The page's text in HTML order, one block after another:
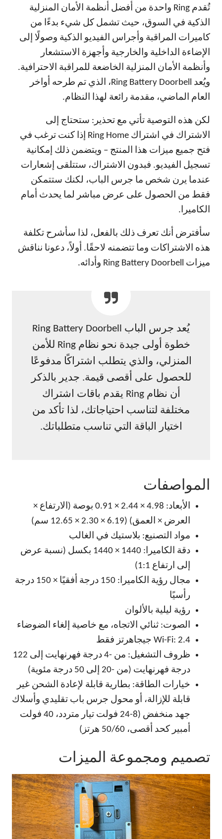
تُقدم Ring واحدة من أفضل أنظمة الأمان المنزلية
الذكية في السوق، حيث تشمل كل شيء بدءًا من
كاميرات المراقبة وأجراس الفيديو الذكية وصولًا إلى
الإضاءة الداخلية والخارجية وأجهزة الاستشعار
وأنظمة الأمان المنزلية الخاضعة للمراقبة الاحترافية.
ويُعد Ring Battery Doorbell، الذي تم طرحه أواخر
العام الماضي، مقدمة رائعة لهذا النظام.
لكن هذه التوصية تأتي مع تحذير: ستحتاج إلى
الاشتراك في اشتراك Ring Home إذا كنت ترغب في
فتح جميع ميزات هذا المنتج – ويتضمن ذلك إمكانية
تسجيل الفيديو. فبدون الاشتراك، ستتلقى إشعارات
عندما يرن شخص ما جرس الباب، لكنك ستتمكن
فقط من الحصول على عرض مباشر لما يحدث أمام
الكاميرا.
سأفترض أنك تعرف ذلك بالفعل، لذا سأشرح تكلفة
هذه الاشتراكات وما تتضمنه لاحقًا. أولاً، دعونا نناقش
ميزات Ring Battery Doorbell وأدائه.
يُعد جرس الباب Ring Battery Doorbell
خطوة أولى جيدة نحو نظام Ring للأمن
المنزلي، والذي يتطلب اشتراكًا مدفوعًا
للحصول على أقصى قيمة. جدير بالذكر
أن نظام Ring يقدم باقات اشتراك
مختلفة لتناسب احتياجاتك، لذا تأكد من
اختيار الباقة التي تناسب متطلباتك.
المواصفات
الأبعاد: 4.98 × 2.44 × 0.91 بوصة (الارتفاع ×
العرض × العمق) (6.19 × 2.30 × 12.65 سم)
مواد التصنيع: بلاستيك في الغالب
دقة الكاميرا: 1440 × 1440 بكسل (نسبة عرض
إلى ارتفاع 1:1)
مجال رؤية الكاميرا: 150 درجة أفقيًا × 150 درجة
رأسيًا
رؤية ليلية بالألوان
الصوت: ثنائي الاتجاه، مع خاصية إلغاء الضوضاء
Wi-Fi: 2.4 جيجاهرتز فقط
ظروف التشغيل: من -4 درجة فهرنهايت إلى 122
درجة فهرنهايت (من -20 إلى 50 درجة مئوية)
خيارات الطاقة: بطارية قابلة لإعادة الشحن غير
قابلة للإزالة، أو محول جرس باب تقليدي وأسلاك
جهد منخفض (8-24 فولت تيار متردد، 40 فولت
أمبير كحد أقصى، 50/60 هرتز)
تصميم ومجموعة الميزات